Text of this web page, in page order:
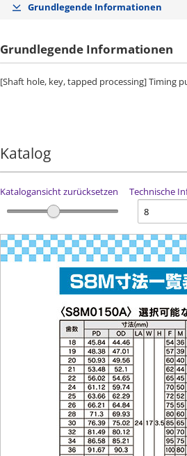
Grundlegende Informationen
Grundlegende Informationen
[Shaft hole, key, tapped processing] Timing
Katalog
Katalogansicht zurücksetzen Technische